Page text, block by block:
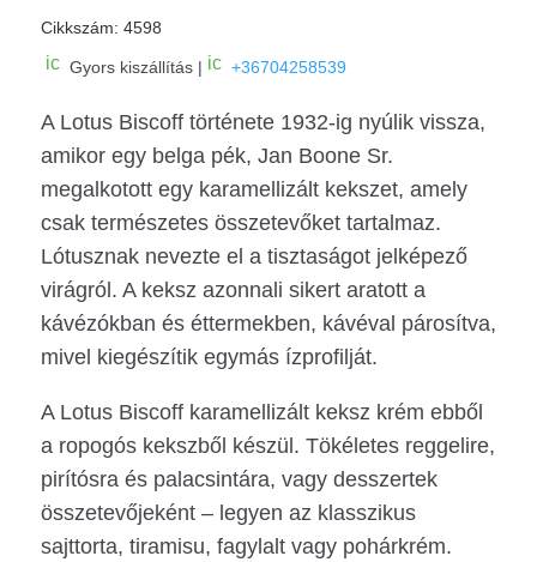
Cikkszám: 4598
ic
_
ar
ic
o
n
Gyors kiszállítás | ic
_
o
le
ic
o
n
+36704258539
A Lotus Biscoff története 1932-ig nyúlik vissza,
amikor egy belga pék, Jan Boone Sr.
megalkotott egy karamellizált kekszet, amely
csak természetes összetevőket tartalmaz.
Lótusznak nevezte el a tisztaságot jelképező
virágról. A keksz azonnali sikert aratott a
kávézókban és éttermekben, kávéval párosítva,
mivel kiegészítik egymás ízprofilját.
A Lotus Biscoff karamellizált keksz krém ebből
a ropogós kekszből készül. Tökéletes reggelire,
pirítósra és palacsintára, vagy desszertek
összetevőjeként – legyen az klasszikus
sajttorta, tiramisu, fagylalt vagy pohárkrém.